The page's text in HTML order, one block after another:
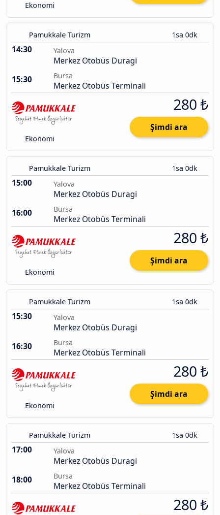
Ekonomi
Pamukkale Turizm 1sa 0dk
14:30 Yalova
Merkez Otobüs Duragi
15:30
Bursa
Merkez Otobüs Terminali
Ekonomi
280 ₺
Şimdi ara
Pamukkale Turizm 1sa 0dk
15:00 Yalova
Merkez Otobüs Duragi
16:00
Bursa
Merkez Otobüs Terminali
Ekonomi
280 ₺
Şimdi ara
Pamukkale Turizm 1sa 0dk
15:30 Yalova
Merkez Otobüs Duragi
16:30
Bursa
Merkez Otobüs Terminali
Ekonomi
280 ₺
Şimdi ara
Pamukkale Turizm 1sa 0dk
17:00 Yalova
Merkez Otobüs Duragi
18:00
Bursa
Merkez Otobüs Terminali
280 ₺